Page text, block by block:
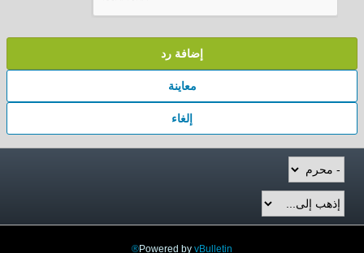
إضافة رد
معاينة
إلغاء
Powered by vBulletin®